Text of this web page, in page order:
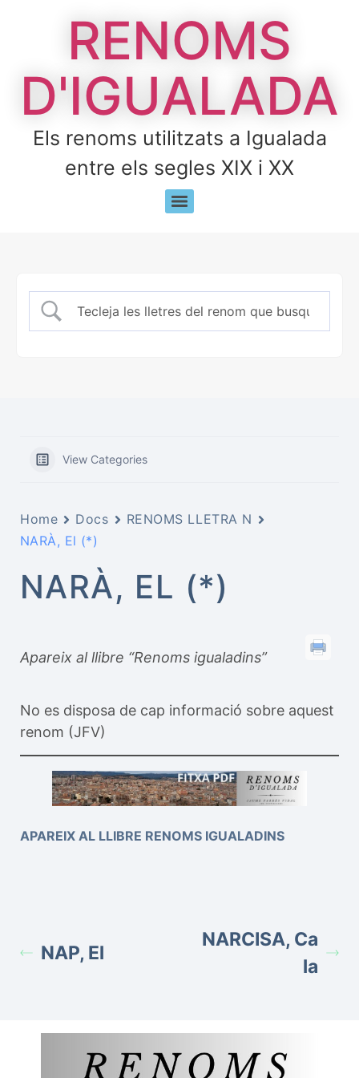
RENOMS
D'IGUALADA
Els renoms utilitzats a Igualada
entre els segles XIX i XX
View Categories
Home Docs
RENOMS LLETRA N
NARÀ, El (*)
NARÀ, EL (*)
Apareix al llibre “Renoms igualadins”
No es disposa de cap informació sobre aquest
renom (JFV)
APAREIX AL LLIBRE RENOMS IGUALADINS
NAP, El
NARCISA, Ca
la